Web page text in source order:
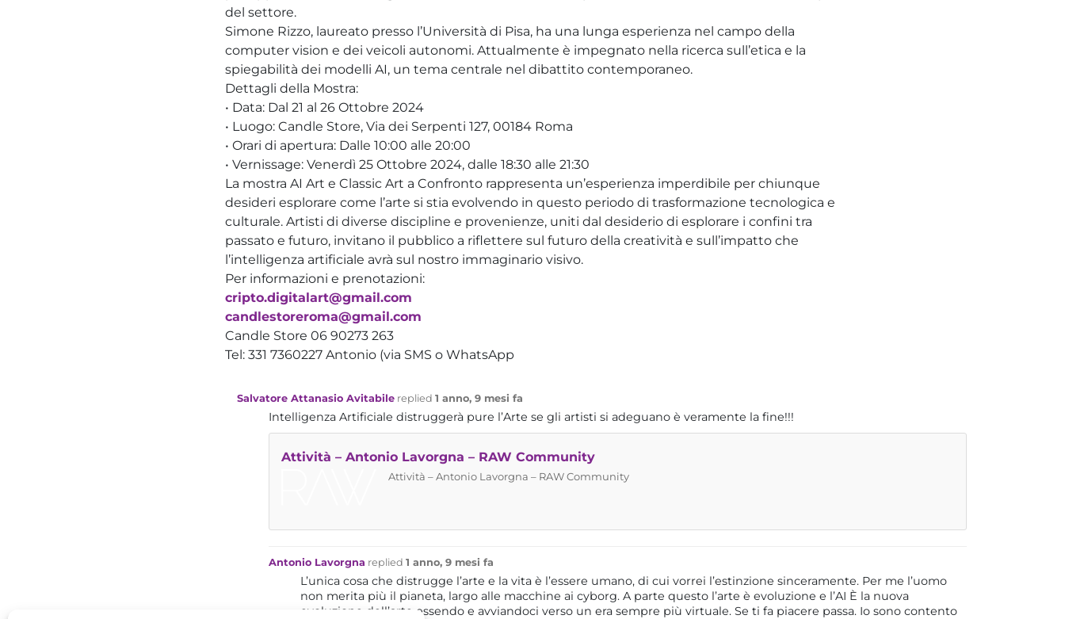
del settore.
Simone Rizzo, laureato presso l’Università di Pisa, ha una lunga esperienza nel campo della
computer vision e dei veicoli autonomi. Attualmente è impegnato nella ricerca sull’etica e la
spiegabilità dei modelli AI, un tema centrale nel dibattito contemporaneo.
Dettagli della Mostra:
• Data: Dal 21 al 26 Ottobre 2024
• Luogo: Candle Store, Via dei Serpenti 127, 00184 Roma
• Orari di apertura: Dalle 10:00 alle 20:00
• Vernissage: Venerdì 25 Ottobre 2024, dalle 18:30 alle 21:30
La mostra AI Art e Classic Art a Confronto rappresenta un’esperienza imperdibile per chiunque
desideri esplorare come l’arte si stia evolvendo in questo periodo di trasformazione tecnologica e
culturale. Artisti di diverse discipline e provenienze, uniti dal desiderio di esplorare i confini tra
passato e futuro, invitano il pubblico a riflettere sul futuro della creatività e sull’impatto che
l’intelligenza artificiale avrà sul nostro immaginario visivo.
Per informazioni e prenotazioni:
cripto.digitalart@gmail.com
candlestoreroma@gmail.com
Candle Store 06 90273 263
Tel: 331 7360227 Antonio (via SMS o WhatsApp
Salvatore Attanasio Avitabile replied 1 anno, 9 mesi fa
Intelligenza Artificiale distruggerà pure l’Arte se gli artisti si adeguano è veramente la fine!!!
Attività – Antonio Lavorgna – RAW Community
Attività – Antonio Lavorgna – RAW Community
Antonio Lavorgna replied 1 anno, 9 mesi fa
L’unica cosa che distrugge l’arte e la vita è l’essere umano, di cui vorrei l’estinzione sinceramente. Per me l’uomo
non merita più il pianeta, largo alle macchine ai cyborg. A parte questo l’arte è evoluzione e l’AI È la nuova
evoluzione dell’arte essendo e avviandoci verso un era sempre più virtuale. Se ti fa piacere passa. Io sono contento